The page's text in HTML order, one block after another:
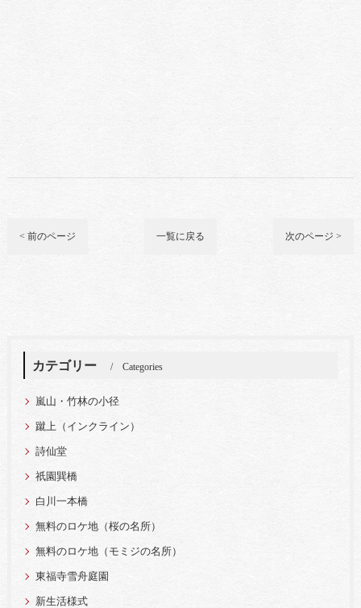
< 前のページ 一覧に戻る 次のページ >
カテゴリー Categories
嵐山・竹林の小径
蹴上（インクライン）
詩仙堂
祇園巽橋
白川一本橋
無料のロケ地（桜の名所）
無料のロケ地（モミジの名所）
東福寺雪舟庭園
新生活様式